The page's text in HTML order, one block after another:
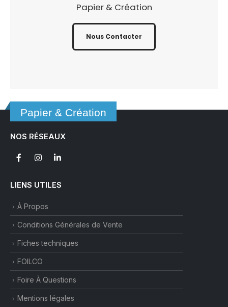
Papier & Création
Nous Contacter
Papier & Création
NOS RÉSEAUX
LIENS UTILES
À Propos
Conditions Générales de Vente
Fiches techniques
FOILCO
Foire À Questions
Mentions légales